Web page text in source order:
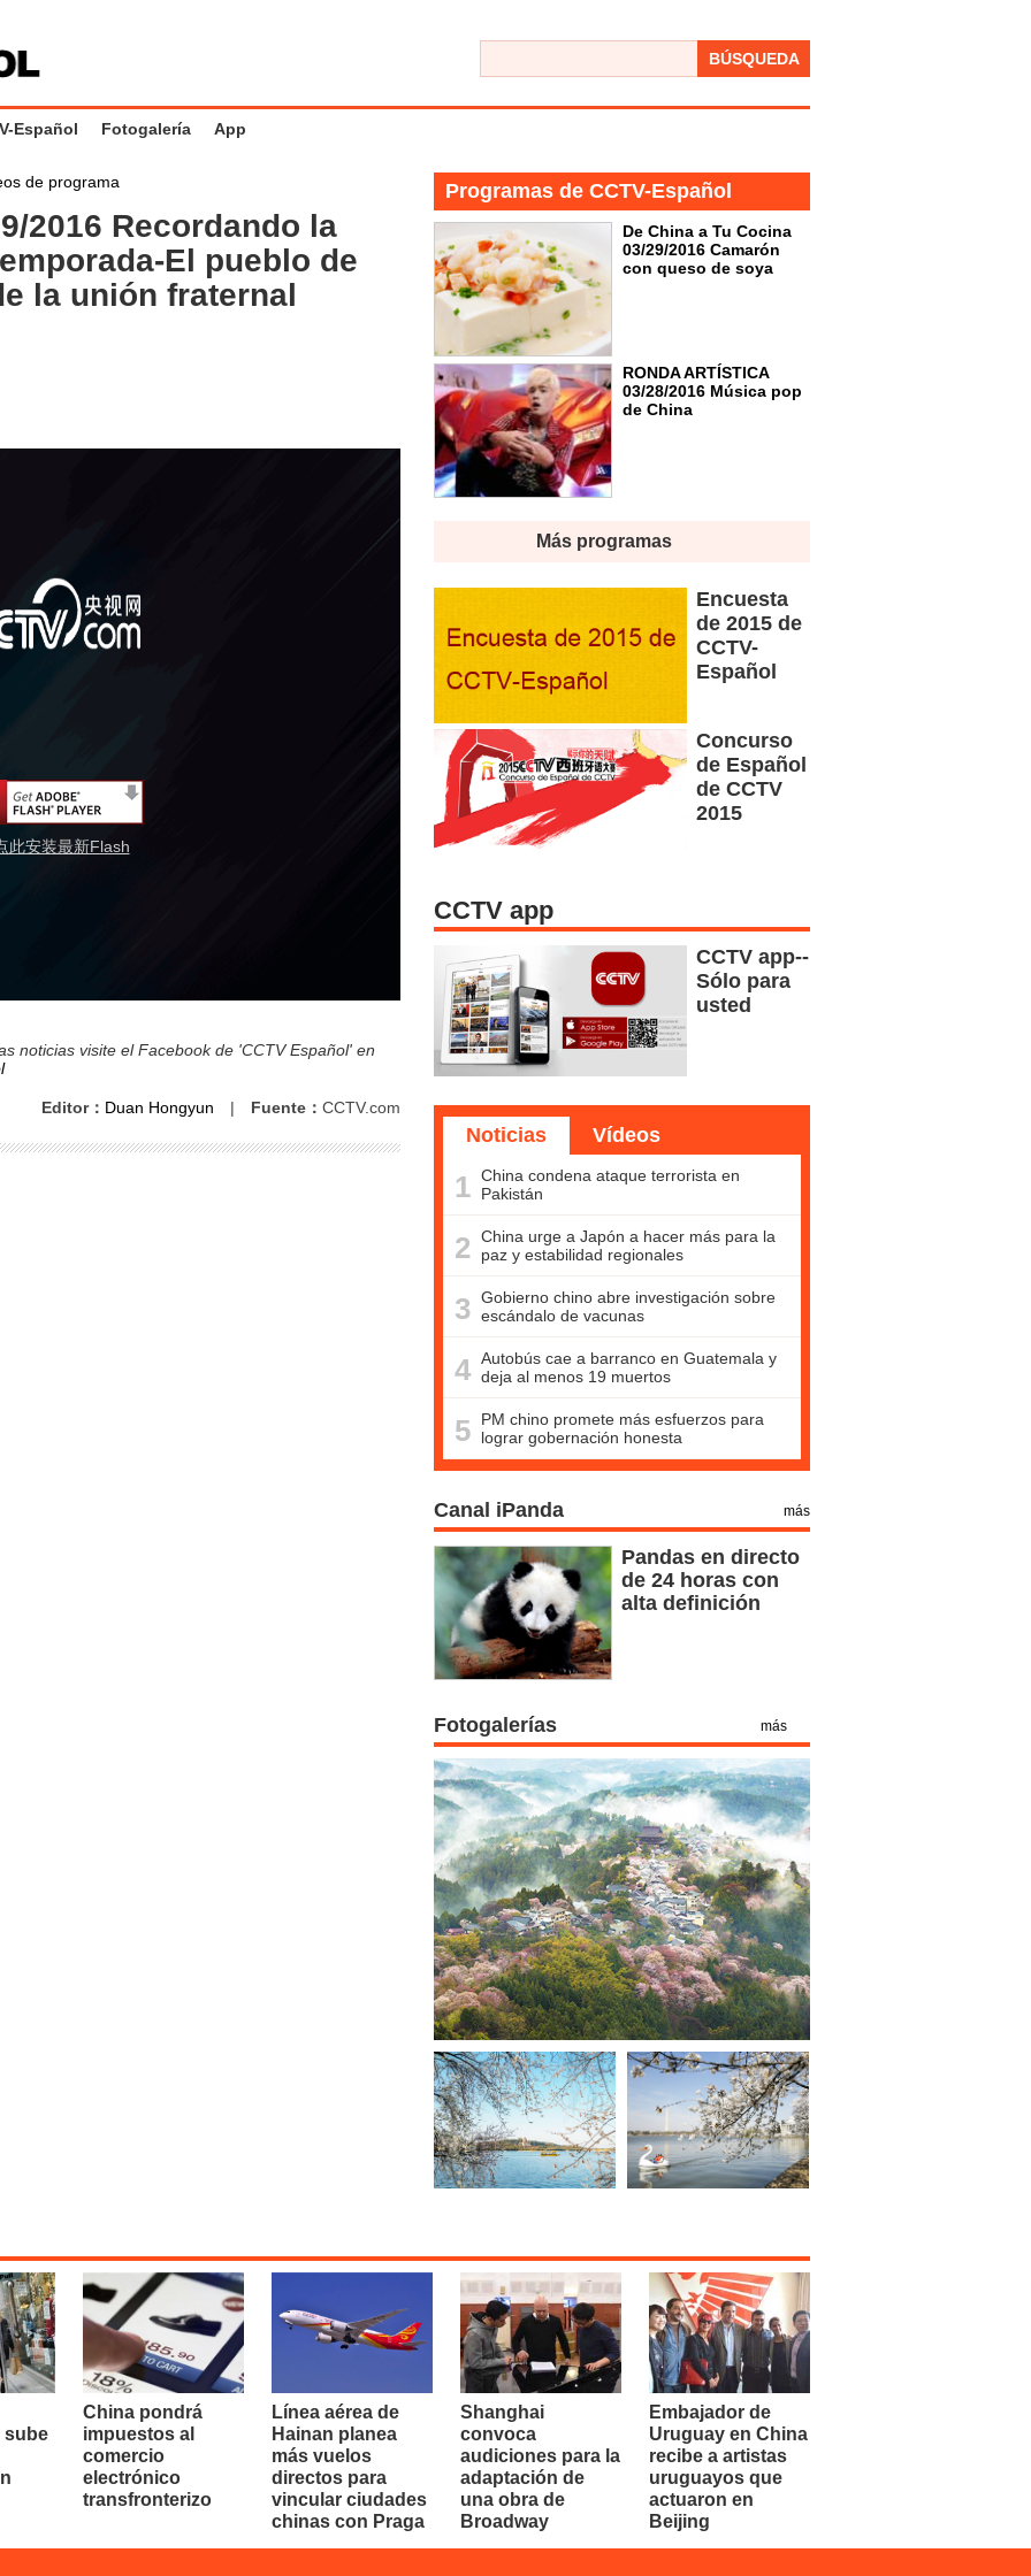
BÚSQUEDA
Español Fotogalería App
de programa
2016 Recordando la
El pueblo de
la unión fraternal
此安装最新Flash
noticias visite el Facebook de 'CCTV Español' en
Editor： Duan Hongyun | Fuente： CCTV.com
Programas de CCTV-Español
De China a Tu Cocina
03/29/2016 Camarón
con queso de soya
RONDA ARTÍSTICA
03/28/2016 Música pop
de China
Más programas
Encuesta
de 2015 de
CCTV-
Español
Concurso
de Español
de CCTV
2015
CCTV app
CCTV app--
Sólo para
usted
Noticias Vídeos
1 China condena ataque terrorista en
Pakistán
2 China urge a Japón a hacer más para la
paz y estabilidad regionales
3 Gobierno chino abre investigación sobre
escándalo de vacunas
4 Autobús cae a barranco en Guatemala y
deja al menos 19 muertos
5
PM chino promete más esfuerzos para
lograr gobernación honesta
Canal iPanda más
Pandas en directo
de 24 horas con
alta definición
Fotogalerías más
sube
China pondrá
impuestos al
comercio
electrónico
transfronterizo
Línea aérea de
Hainan planea
más vuelos
directos para
vincular ciudades
chinas con Praga
Shanghai
convoca
audiciones para la
adaptación de
una obra de
Broadway
Embajador de
Uruguay en China
recibe a artistas
uruguayos que
actuaron en
Beijing